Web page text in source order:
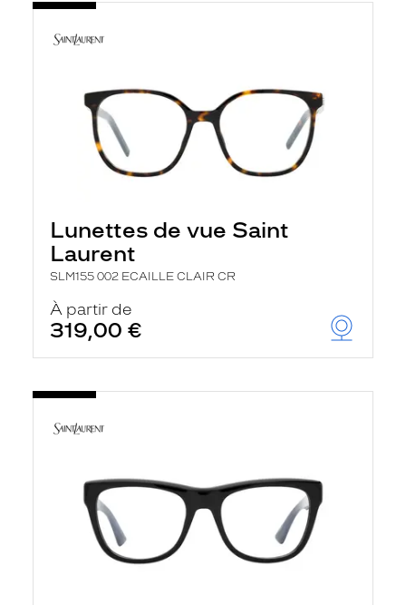
Lunettes de vue Saint
Laurent
SLM155 002 ECAILLE CLAIR CR
À partir de
319,00 €